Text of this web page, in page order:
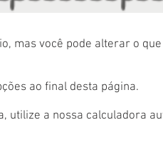
mas você pode alterar o
ao final desta página.
utilize a nossa calculadora